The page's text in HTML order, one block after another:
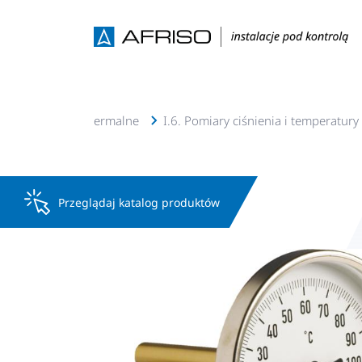
solarne, geotermalne I.6. Pomiary ciśnienia i temperatury
Przeglądaj katalog produktów